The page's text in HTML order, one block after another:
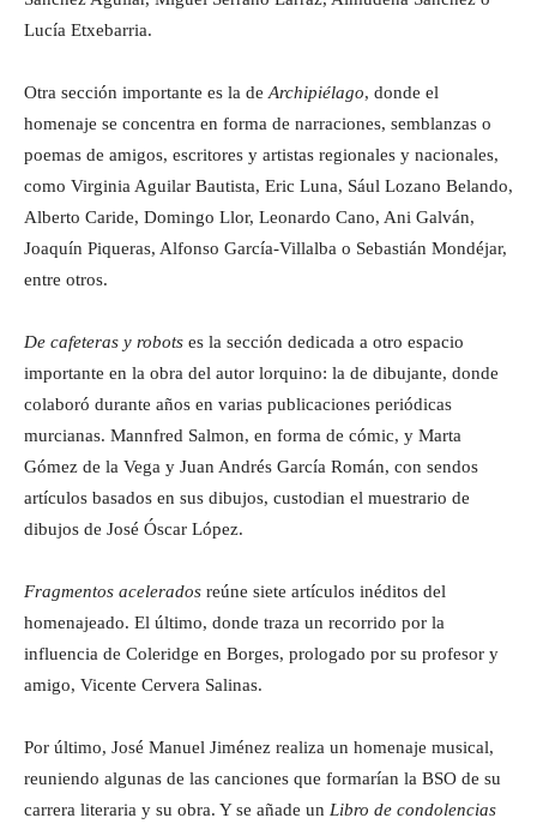
Lucía Etxebarria.
Otra sección importante es la de Archipiélago, donde el
homenaje se concentra en forma de narraciones, semblanzas o
poemas de amigos, escritores y artistas regionales y nacionales,
como Virginia Aguilar Bautista, Eric Luna, Sául Lozano Belando,
Alberto Caride, Domingo Llor, Leonardo Cano, Ani Galván,
Joaquín Piqueras, Alfonso García-Villalba o Sebastián Mondéjar,
entre otros.
De cafeteras y robots es la sección dedicada a otro espacio
importante en la obra del autor lorquino: la de dibujante, donde
colaboró durante años en varias publicaciones periódicas
murcianas. Mannfred Salmon, en forma de cómic, y Marta
Gómez de la Vega y Juan Andrés García Román, con sendos
artículos basados en sus dibujos, custodian el muestrario de
dibujos de José Óscar López.
Fragmentos acelerados reúne siete artículos inéditos del
homenajeado. El último, donde traza un recorrido por la
influencia de Coleridge en Borges, prologado por su profesor y
amigo, Vicente Cervera Salinas.
Por último, José Manuel Jiménez realiza un homenaje musical,
reuniendo algunas de las canciones que formarían la BSO de su
carrera literaria y su obra. Y se añade un Libro de condolencias